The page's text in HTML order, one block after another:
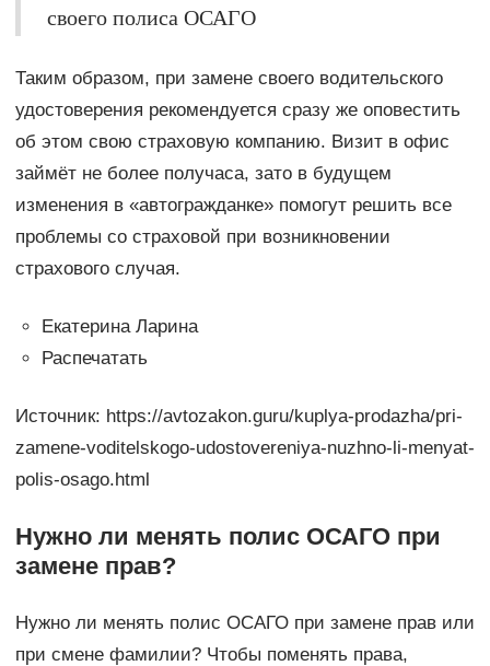
своего полиса ОСАГО
Таким образом, при замене своего водительского
удостоверения рекомендуется сразу же оповестить
об этом свою страховую компанию. Визит в офис
займёт не более получаса, зато в будущем
изменения в «автогражданке» помогут решить все
проблемы со страховой при возникновении
страхового случая.
Екатерина Ларина
Распечатать
Источник: https://avtozakon.guru/kuplya-prodazha/pri-
zamene-voditelskogo-udostovereniya-nuzhno-li-menyat-
polis-osago.html
Нужно ли менять полис ОСАГО при
замене прав?
Нужно ли менять полис ОСАГО при замене прав или
при смене фамилии? Чтобы поменять права,